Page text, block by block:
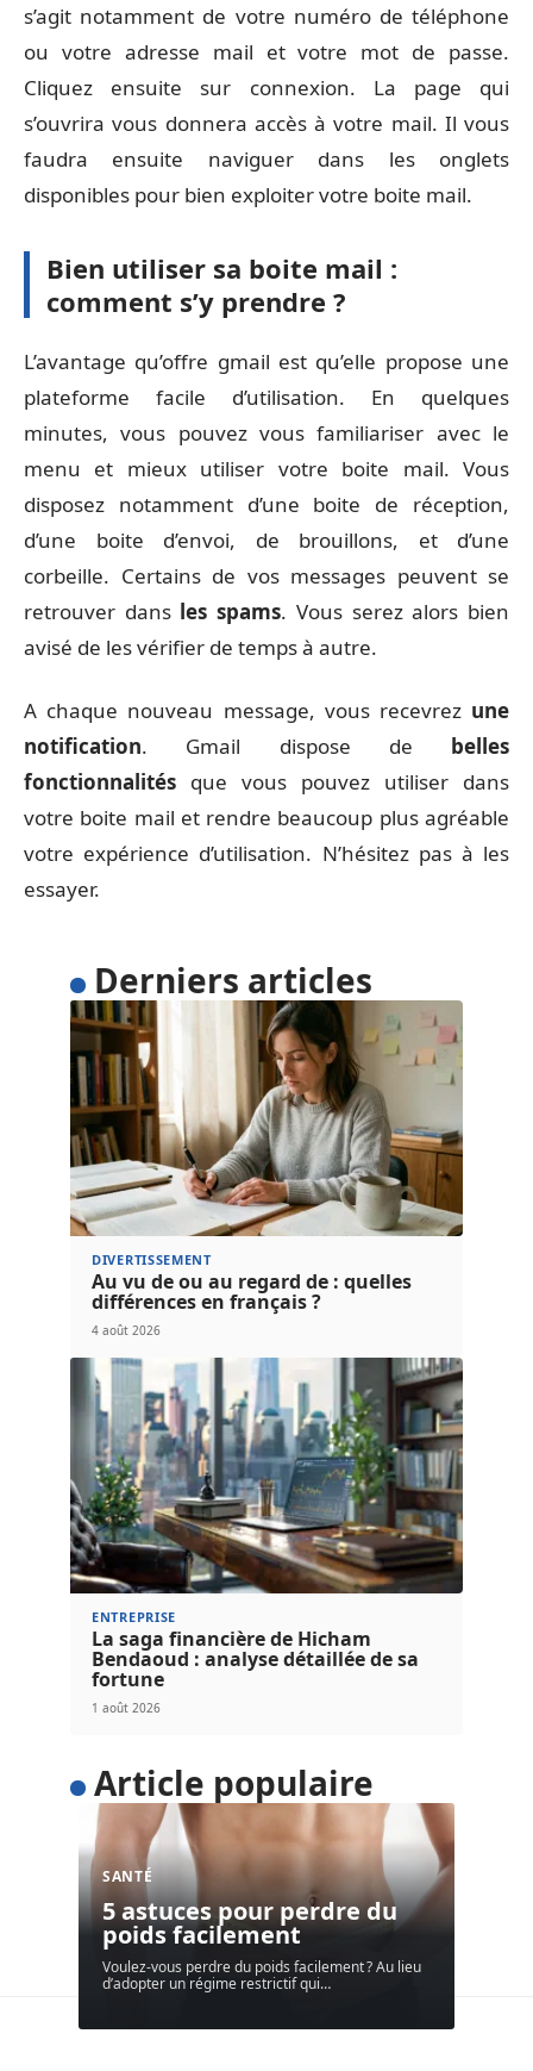
s’agit notamment de votre numéro de téléphone
ou votre adresse mail et votre mot de passe.
Cliquez ensuite sur connexion. La page qui
s’ouvrira vous donnera accès à votre mail. Il vous
faudra ensuite naviguer dans les onglets
disponibles pour bien exploiter votre boite mail.
Bien utiliser sa boite mail :
comment s’y prendre ?
L’avantage qu’offre gmail est qu’elle propose une
plateforme facile d’utilisation. En quelques
minutes, vous pouvez vous familiariser avec le
menu et mieux utiliser votre boite mail. Vous
disposez notamment d’une boite de réception,
d’une boite d’envoi, de brouillons, et d’une
corbeille. Certains de vos messages peuvent se
retrouver dans les spams. Vous serez alors bien
avisé de les vérifier de temps à autre.
A chaque nouveau message, vous recevrez une
notification. Gmail dispose de belles
fonctionnalités que vous pouvez utiliser dans
votre boite mail et rendre beaucoup plus agréable
votre expérience d’utilisation. N’hésitez pas à les
essayer.
Derniers articles
DIVERTISSEMENT
Au vu de ou au regard de : quelles
différences en français ?
4 août 2026
ENTREPRISE
La saga financière de Hicham
Bendaoud : analyse détaillée de sa
fortune
1 août 2026
Article populaire
SANTÉ
5 astuces pour perdre du
poids facilement
Voulez-vous perdre du poids facilement ? Au lieu
d’adopter un régime restrictif qui…